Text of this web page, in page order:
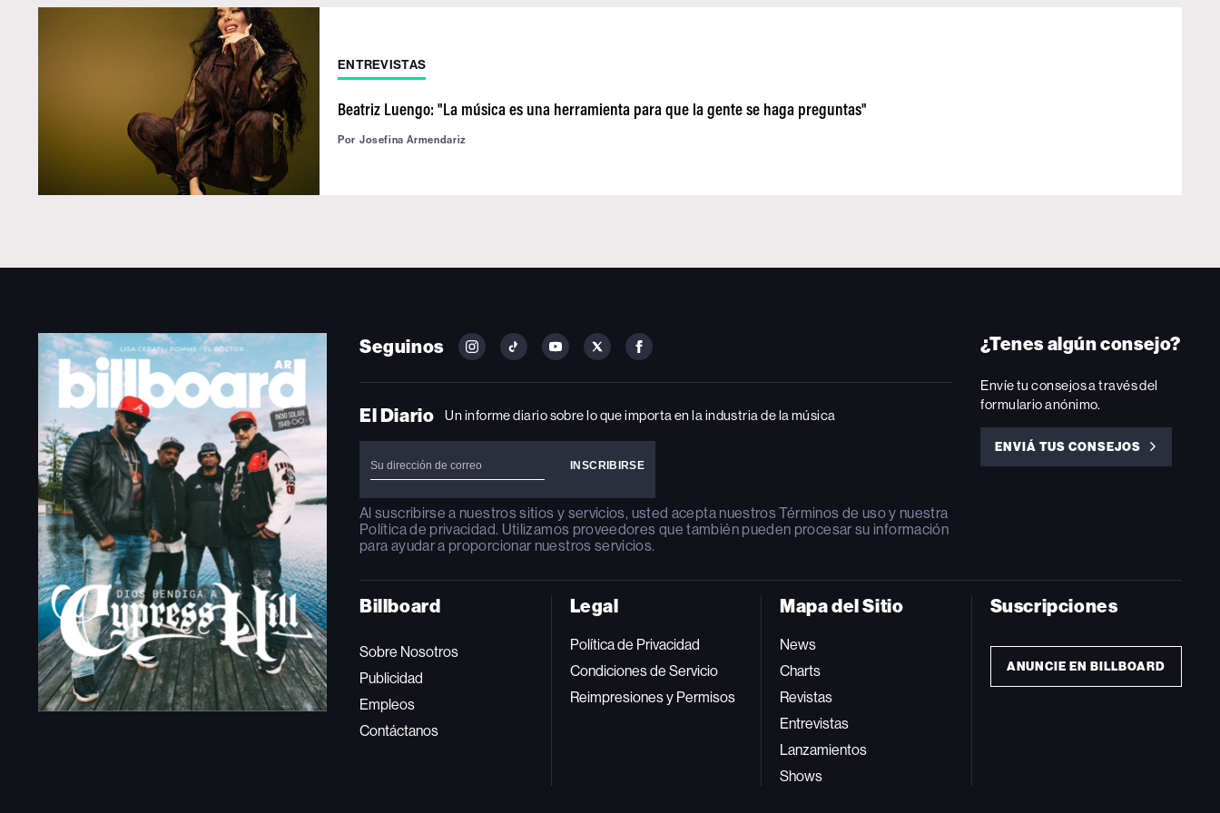
ENTREVISTAS
Beatriz Luengo: "La música es una herramienta para que la gente se haga preguntas"
Por Josefina Armendariz
Seguinos
FOLLOW
ON
FOLLOW
ON
FOLLOW
ON
FOLLOW
ON
FOLLOW
ON
El Diario Un informe diario sobre lo que importa en la industria de la música
Al suscribirse a nuestros sitios y servicios, usted acepta nuestrosTérminos de usoy nuestra
Política de privacidad. Utilizamos proveedores que también pueden procesar su información
para ayudar a proporcionar nuestros servicios.
¿Tenes algún consejo?
Envíe tu consejos a través del
formulario anónimo.
ENVIÁ TUS CONSEJOS
ENVIÁ
Billboard
Sobre Nosotros
Publicidad
Empleos
Contáctanos
Legal
Política de Privacidad
Condiciones de Servicio
Reimpresiones y Permisos
Mapa del Sitio
News
Charts
Revistas
Entrevistas
Lanzamientos
Shows
Suscripciones
ANUNCIE EN BILLBOARD